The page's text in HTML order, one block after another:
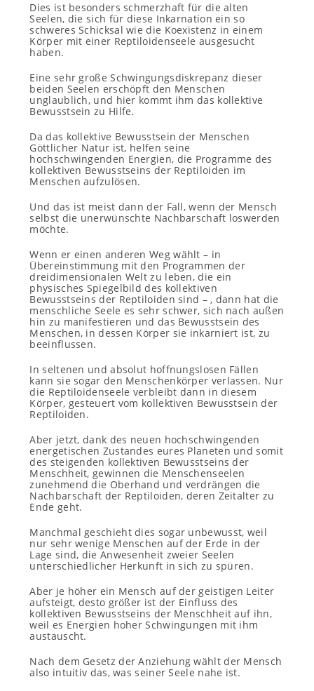
Dies ist besonders schmerzhaft für die alten
Seelen, die sich für diese Inkarnation ein so
schweres Schicksal wie die Koexistenz in einem
Körper mit einer Reptiloidenseele ausgesucht
haben.
Eine sehr große Schwingungsdiskrepanz dieser
beiden Seelen erschöpft den Menschen
unglaublich, und hier kommt ihm das kollektive
Bewusstsein zu Hilfe.
Da das kollektive Bewusstsein der Menschen
Göttlicher Natur ist, helfen seine
hochschwingenden Energien, die Programme des
kollektiven Bewusstseins der Reptiloiden im
Menschen aufzulösen.
Und das ist meist dann der Fall, wenn der Mensch
selbst die unerwünschte Nachbarschaft loswerden
möchte.
Wenn er einen anderen Weg wählt – in
Übereinstimmung mit den Programmen der
dreidimensionalen Welt zu leben, die ein
physisches Spiegelbild des kollektiven
Bewusstseins der Reptiloiden sind – , dann hat die
menschliche Seele es sehr schwer, sich nach außen
hin zu manifestieren und das Bewusstsein des
Menschen, in dessen Körper sie inkarniert ist, zu
beeinflussen.
In seltenen und absolut hoffnungslosen Fällen
kann sie sogar den Menschenkörper verlassen. Nur
die Reptiloidenseele verbleibt dann in diesem
Körper, gesteuert vom kollektiven Bewusstsein der
Reptiloiden.
Aber jetzt, dank des neuen hochschwingenden
energetischen Zustandes eures Planeten und somit
des steigenden kollektiven Bewusstseins der
Menschheit, gewinnen die Menschenseelen
zunehmend die Oberhand und verdrängen die
Nachbarschaft der Reptiloiden, deren Zeitalter zu
Ende geht.
Manchmal geschieht dies sogar unbewusst, weil
nur sehr wenige Menschen auf der Erde in der
Lage sind, die Anwesenheit zweier Seelen
unterschiedlicher Herkunft in sich zu spüren.
Aber je höher ein Mensch auf der geistigen Leiter
aufsteigt, desto größer ist der Einfluss des
kollektiven Bewusstseins der Menschheit auf ihn,
weil es Energien hoher Schwingungen mit ihm
austauscht.
Nach dem Gesetz der Anziehung wählt der Mensch
also intuitiv das, was seiner Seele nahe ist.